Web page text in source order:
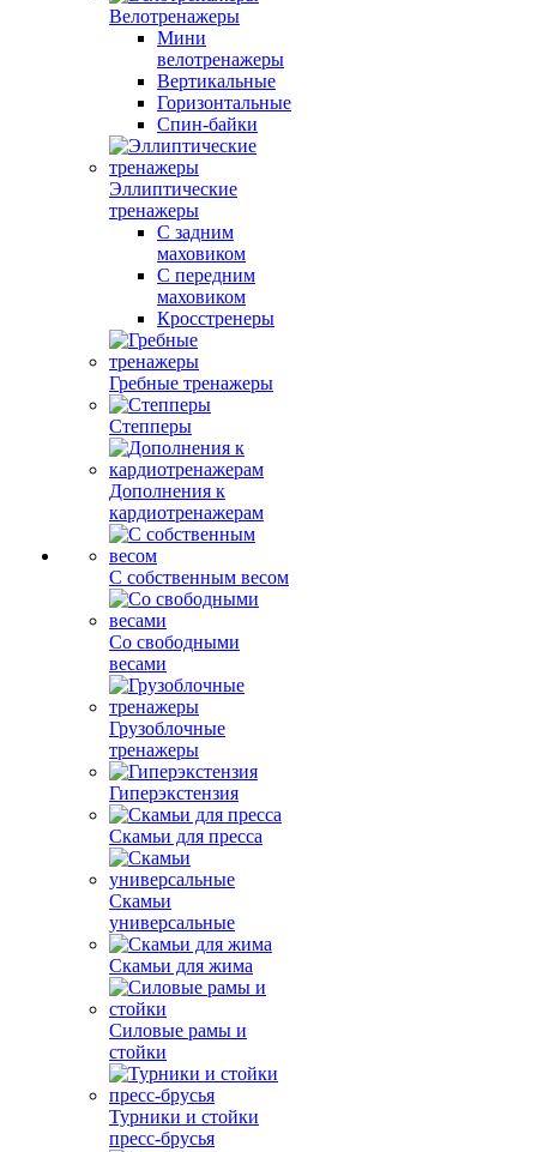
Велотренажеры
Мини
велотренажеры
Вертикальные
Горизонтальные
Спин-байки
Эллиптические
тренажеры
С задним
маховиком
С передним
маховиком
Кросстренеры
Гребные тренажеры
Степперы
Дополнения к
кардиотренажерам
С собственным весом
Со свободными
весами
Грузоблочные
тренажеры
Гиперэкстензия
Скамьи для пресса
Скамьи
универсальные
Скамьи для жима
Силовые рамы и
стойки
Турники и стойки
пресс-брусья